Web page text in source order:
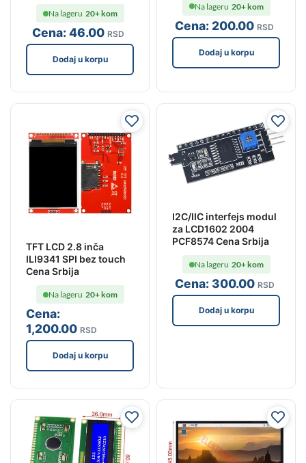
Cena:46.00 RSD
Na lageru 20+ kom
Dodaj u korpu
Cena: 200.00 RSD
Na lageru 20+ kom
Dodaj u korpu
TFT LCD 2.8 inča
ILI9341 SPI bez touch
Cena Srbija
Cena:
1,200.00 RSD
Na lageru 20+ kom
Dodaj u korpu
I2C/IIC interfejs modul
za LCD1602 2004
PCF8574 Cena Srbija
Cena:300.00 RSD
Na lageru 20+ kom
Dodaj u korpu